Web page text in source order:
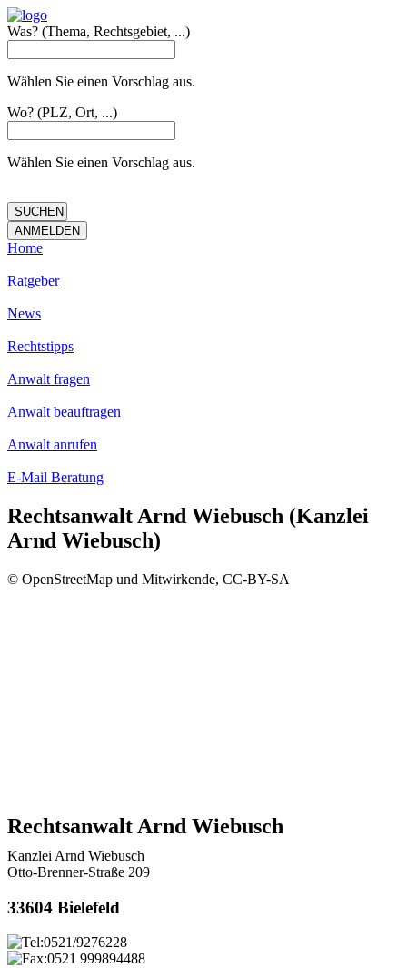
Was? (Thema, Rechtsgebiet, ...)
Wählen Sie einen Vorschlag aus.
Wo? (PLZ, Ort, ...)
Wählen Sie einen Vorschlag aus.
Home
Ratgeber
News
Rechtstipps
Anwalt fragen
Anwalt beauftragen
Anwalt anrufen
E-Mail Beratung
Rechtsanwalt Arnd Wiebusch (Kanzlei
Arnd Wiebusch)
© OpenStreetMap und Mitwirkende, CC-BY-SA
Rechtsanwalt Arnd Wiebusch
Kanzlei Arnd Wiebusch
Otto-Brenner-Straße 209
33604 Bielefeld
0521/9276228
0521 999894488